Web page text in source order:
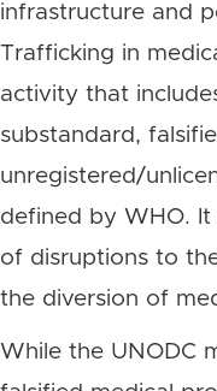
infrastructure and
Trafficking in
activity that
substandard,
unregistered/
defined by WHO.
of disruptions to
the diversion of
While the UNODC